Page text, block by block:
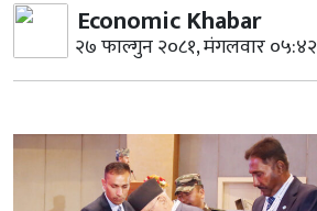
Economic Khabar
२७ फाल्गुन २०८१, मंगलवार ०५:४२